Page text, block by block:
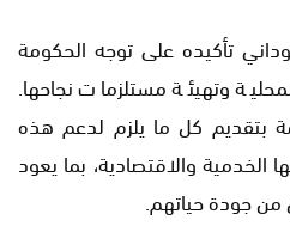
تأكيده على توجه الحكومة
وتهيئة مستلزمات نجاحها.
بتقديم كل ما يلزم لدعم هذه
والاقتصادية، بما يعود
من جودة حياتهم.